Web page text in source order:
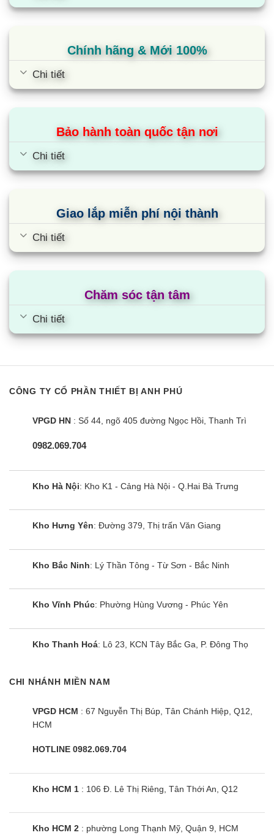
Chính hãng & Mới 100%
Chi tiết
Bảo hành toàn quốc tận nơi
Chi tiết
Giao lắp miễn phí nội thành
Chi tiết
Chăm sóc tận tâm
Chi tiết
CÔNG TY CỔ PHẦN THIẾT BỊ ANH PHÚ
VPGD HN : Số 44, ngõ 405 đường Ngọc Hồi, Thanh Trì
0982.069.704
Kho Hà Nội: Kho K1 - Cảng Hà Nội - Q.Hai Bà Trưng
Kho Hưng Yên: Đường 379, Thị trấn Văn Giang
Kho Bắc Ninh: Lý Thần Tông - Từ Sơn - Bắc Ninh
Kho Vĩnh Phúc: Phường Hùng Vương - Phúc Yên
Kho Thanh Hoá: Lô 23, KCN Tây Bắc Ga, P. Đông Thọ
CHI NHÁNH MIỀN NAM
VPGD HCM : 67 Nguyễn Thị Búp, Tân Chánh Hiệp, Q12,
HCM
HOTLINE 0982.069.704
Kho HCM 1 : 106 Đ. Lê Thị Riêng, Tân Thới An, Q12
Kho HCM 2 : phường Long Thạnh Mỹ, Quận 9, HCM